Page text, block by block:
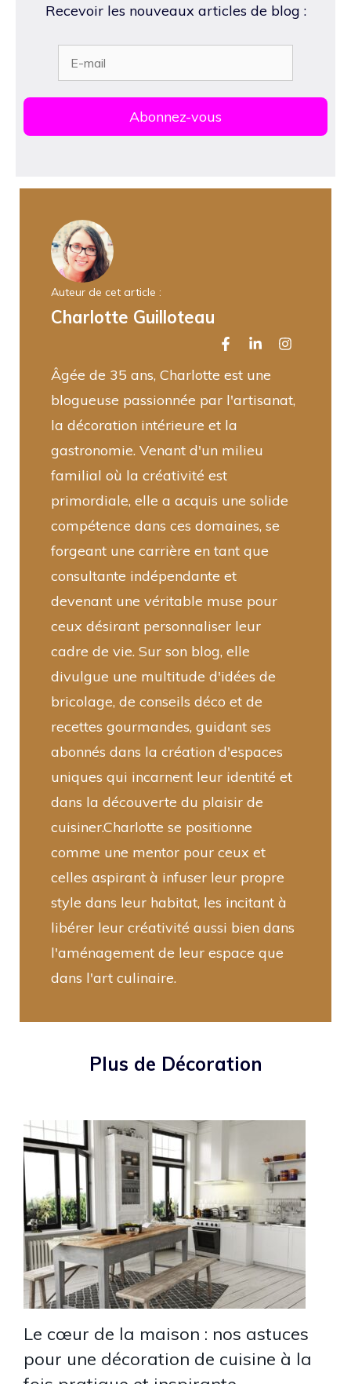
Recevoir les nouveaux articles de blog :
Auteur de cet article :
Charlotte Guilloteau
Âgée de 35 ans, Charlotte est une
blogueuse passionnée par l'artisanat,
la décoration intérieure et la
gastronomie. Venant d'un milieu
familial où la créativité est
primordiale, elle a acquis une solide
compétence dans ces domaines, se
forgeant une carrière en tant que
consultante indépendante et
devenant une véritable muse pour
ceux désirant personnaliser leur
cadre de vie. Sur son blog, elle
divulgue une multitude d'idées de
bricolage, de conseils déco et de
recettes gourmandes, guidant ses
abonnés dans la création d'espaces
uniques qui incarnent leur identité et
dans la découverte du plaisir de
cuisiner.Charlotte se positionne
comme une mentor pour ceux et
celles aspirant à infuser leur propre
style dans leur habitat, les incitant à
libérer leur créativité aussi bien dans
l'aménagement de leur espace que
dans l'art culinaire.
Plus de Décoration
Le cœur de la maison : nos astuces
pour une décoration de cuisine à la